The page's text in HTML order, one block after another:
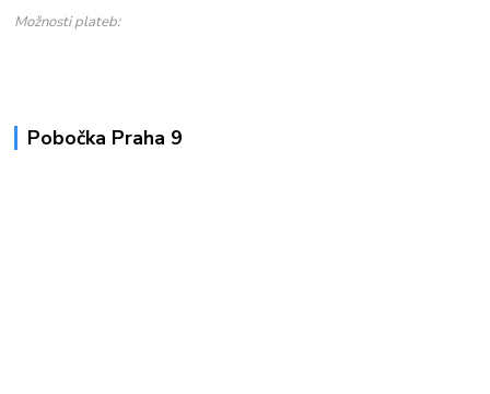
Možnosti plateb:
Pobočka Praha 9